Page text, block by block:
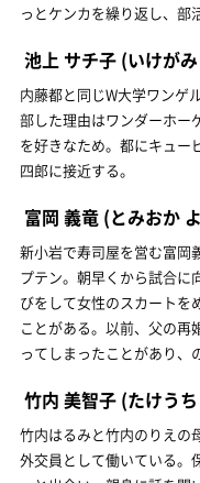
っとケンカを繰り返し、部
池上 サチ子 (いけが
内藤都と同じW大学ワンゲ
部した理由はワンダーホー
を好きなため。都にキュー
四郎に接近する。
富岡 義竜 (とみおか
新小岩で寿司屋を営む富岡
プテン。朝早くから試合に
びをして女性のスカートを
ことがある。以前、父の再
ってしまったことがあり、
竹内 美智子 (たけう
竹内はるみと竹内のりえの
外交員として働いている。